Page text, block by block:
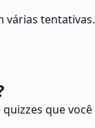
várias tentativas.
que você